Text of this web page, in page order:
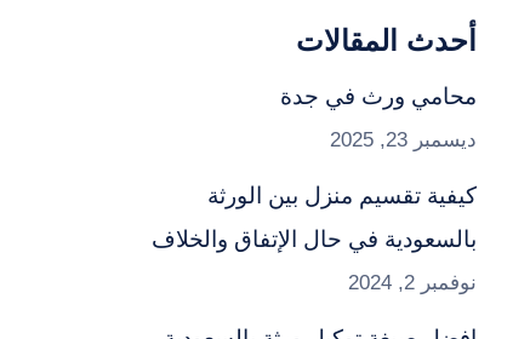
أحدث المقالات
محامي ورث في جدة
ديسمبر 23, 2025
كيفية تقسيم منزل بين الورثة
بالسعودية في حال الإتفاق والخلاف
نوفمبر 2, 2024